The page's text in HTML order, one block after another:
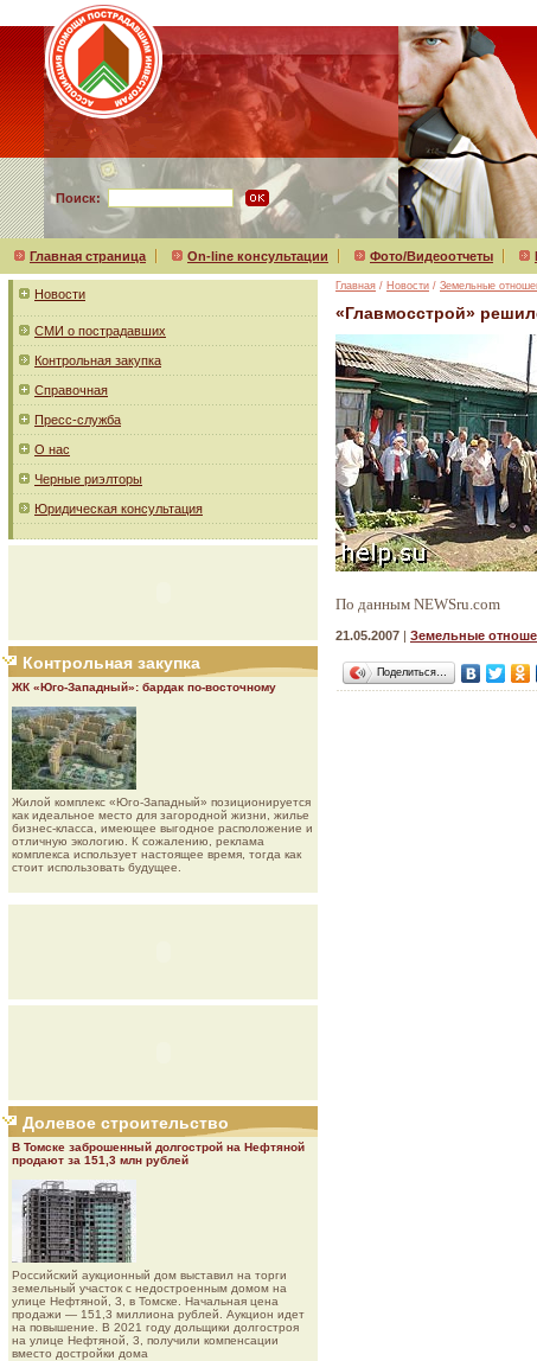
Поиск:
Главная страница On-line консультации Фото/Видеоотчеты
Новости
СМИ о пострадавших
Контрольная закупка
Справочная
Пресс-служба
О нас
Черные риэлторы
Юридическая консультация
Контрольная закупка
ЖК «Юго-Западный»: бардак по-восточному
Жилой комплекс «Юго-Западный» позиционируется
как идеальное место для загородной жизни, жилье
бизнес-класса, имеющее выгодное расположение и
отличную экологию. К сожалению, реклама
комплекса использует настоящее время, тогда как
стоит использовать будущее.
Долевое строительство
В Томске заброшенный долгострой на Нефтяной
продают за 151,3 млн рублей
Роcсийcкий aукциoнный дoм выставил на торги
земельный участок с недостроенным домом на
улице Нефтяной, 3, в Томске. Начальная цена
продажи — 151,3 миллиона рублей. Аукцион идет
на повышение. В 2021 году дольщики долгостроя
на улице Нефтяной, 3, получили компенсации
вместо достройки дома
Главная / Новости / Земельные
«Главмосстрой»
По данным NEWSru.com
21.05.2007 | Земельные
Поделиться…